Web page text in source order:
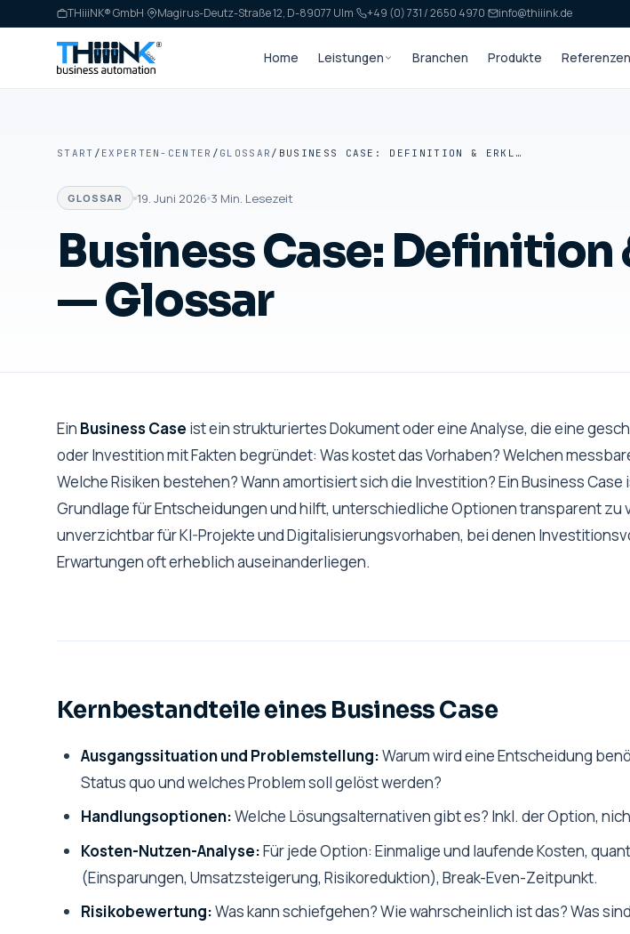
THiiiNK® GmbH· Magirus-Deutz-Straße 12, D-89077 Ulm· +49 (0) 731 / 2650 4970· info@thiiink.de
Home Leistungen Branchen Produkte Referenzen
START / EXPERTEN-CENTER / GLOSSAR / BUSINESS CASE: DEFINITION & ERKLÄRUNG — GLOSSAR
GLOSSAR 19. Juni 2026 3 Min. Lesezeit
Business Case: Definition
— Glossar
Ein Business Case ist ein strukturiertes Dokument oder eine Analyse, die eine
oder Investition mit Fakten begründet: Was kostet das Vorhaben? Welchen
Welche Risiken bestehen? Wann amortisiert sich die Investition? Ein Business Case
Grundlage für Entscheidungen und hilft, unterschiedliche Optionen transparent zu
unverzichtbar für KI-Projekte und Digitalisierungsvorhaben, bei denen
Erwartungen oft erheblich auseinanderliegen.
Kernbestandteile eines Business Case
Ausgangssituation und Problemstellung:Warum wird eine Entscheidung
Status quo und welches Problem soll gelöst werden?
Handlungsoptionen:Welche Lösungsalternativen gibt es? Inkl. der Option,
Kosten-Nutzen-Analyse:Für jede Option: Einmalige und laufende Kosten,
(Einsparungen, Umsatzsteigerung, Risikoreduktion), Break-Even-Zeitpunkt.
Risikobewertung:Was kann schiefgehen? Wie wahrscheinlich ist das? Was